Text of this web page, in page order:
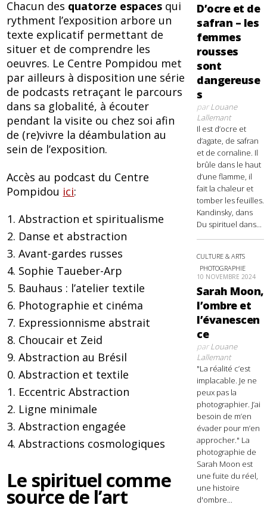
Chacun des quatorze espaces qui
rythment l’exposition arbore un
texte explicatif permettant de
situer et de comprendre les
oeuvres. Le Centre Pompidou met
par ailleurs à disposition une série
de podcasts retraçant le parcours
dans sa globalité, à écouter
pendant la visite ou chez soi afin
de (re)vivre la déambulation au
sein de l’exposition.
Accès au podcast du Centre
Pompidou ici:
Abstraction et spiritualisme
Danse et abstraction
Avant-gardes russes
Sophie Taueber-Arp
Bauhaus : l’atelier textile
Photographie et cinéma
Expressionnisme abstrait
Choucair et Zeid
Abstraction au Brésil
Abstraction et textile
Eccentric Abstraction
Ligne minimale
Abstraction engagée
Abstractions cosmologiques
Le spirituel comme
source de l’art
D’ocre et de
safran – les
femmes
rousses
sont
dangereuse
s
parLouane
Lallemant
Il est d’ocre et
d’agate, de safran
et de cornaline. Il
brûle dans le haut
d’une flamme, il
fait la chaleur et
tomber les feuilles.
Kandinsky, dans
Du spirituel dans...
CULTURE & ARTS
PHOTOGRAPHIE
10 NOVEMBRE 2024
Sarah Moon,
l’ombre et
l’évanescen
ce
parLouane
Lallemant
"La réalité c’est
implacable. Je ne
peux pas la
photographier. J’ai
besoin de m’en
évader pour m’en
approcher." La
photographie de
Sarah Moon est
une fuite du réel,
une histoire
d'ombre...